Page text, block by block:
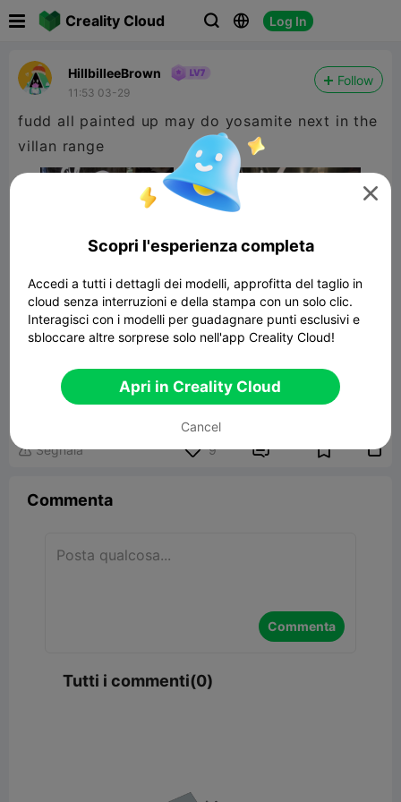
Creality Cloud   Log In
HillbilleeBrown
11:53 03-29
Follow
fudd all painted up may do yosamite next in the
villan range
Elmer Fudd
23.84MB Modelli Correlati
 Segnala 9  
Commenta
Commenta
Tutti i commenti(0)

Scopri l'esperienza completa
Accedi a tutti i dettagli dei modelli, approfitta del taglio in
cloud senza interruzioni e della stampa con un solo clic.
Interagisci con i modelli per guadagnare punti esclusivi e
sbloccare altre sorprese solo nell'app Creality Cloud!
Apri in Creality Cloud
Cancel